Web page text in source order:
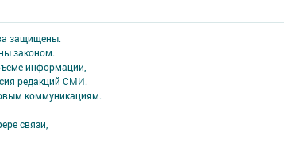
защищены.
законом.
информации,
редакций СМИ.
коммуникациям.
связи,